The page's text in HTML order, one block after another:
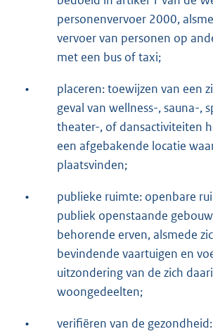
personenvervoer 2000,
vervoer van personen op
met een bus of taxi;
•
placeren: toewijzen van een
geval van wellness-, sauna-,
theater-, of dansactiviteiten
een afgebakende locatie
plaatsvinden;
•
publieke ruimte: openbare
publiek openstaande
behorende erven, alsmede
bevindende vaartuigen en
uitzondering van de zich
woongedeelten;
•
verifiëren van de